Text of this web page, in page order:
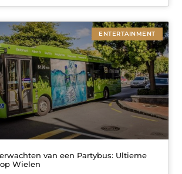
ENTERTAINMENT
van een Partybus: Ultieme
Wielen